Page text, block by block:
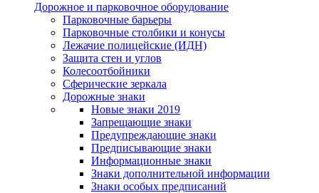
Дорожное и парковочное оборудование
Парковочные барьеры
Парковочные столбики и конусы
Лежачие полицейские (ИДН)
Защита стен и углов
Колесоотбойники
Сферические зеркала
Дорожные знаки
Новые знаки 2019
Запрещающие знаки
Предупреждающие знаки
Предписывающие знаки
Информационные знаки
Знаки дополнительной информации
Знаки особых предписаний